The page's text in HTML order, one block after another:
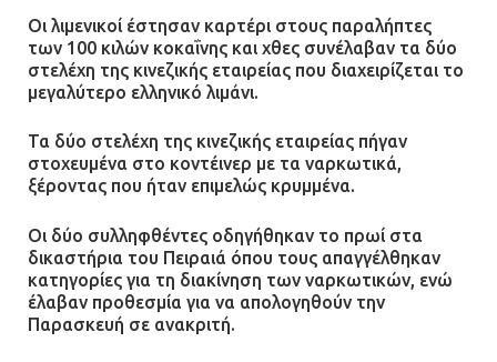
Οι λιμενικοί έστησαν καρτέρι στους παραλήπτες
των 100 κιλών κοκαΐνης και χθες συνέλαβαν τα δύο
στελέχη της κινεζικής εταιρείας που διαχειρίζεται το
μεγαλύτερο ελληνικό λιμάνι.
Τα δύο στελέχη της κινεζικής εταιρείας πήγαν
στοχευμένα στο κοντέινερ με τα ναρκωτικά,
ξέροντας που ήταν επιμελώς κρυμμένα.
Οι δύο συλληφθέντες οδηγήθηκαν το πρωί στα
δικαστήρια του Πειραιά όπου τους απαγγέλθηκαν
κατηγορίες για τη διακίνηση των ναρκωτικών, ενώ
έλαβαν προθεσμία για να απολογηθούν την
Παρασκευή σε ανακριτή.